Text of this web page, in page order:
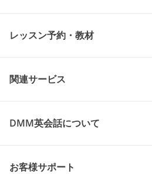
レッスン予約・教材
関連サービス
DMM英会話について
お客様サポート